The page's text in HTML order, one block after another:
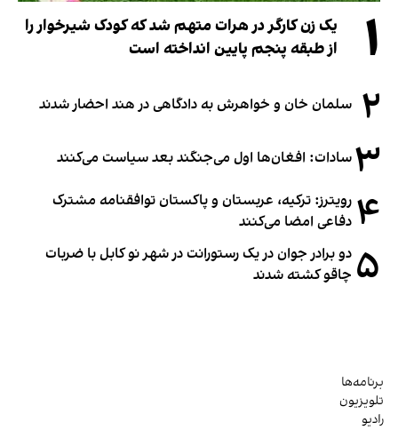
۱
یک زن کارگر در هرات متهم شد که کودک شیرخوار را
از طبقه پنجم پایین انداخته است
۲ سلمان خان و خواهرش به دادگاهی در هند احضار شدند
۳سادات: افغان‌ها اول می‌جنگند بعد سیاست می‌کنند
۴ رویترز: ترکیه، عربستان و پاکستان توافقنامه مشترک
دفاعی امضا می‌کنند
۵ دو برادر جوان در یک رستورانت در شهر نو کابل با ضربات
چاقو کشته شدند
برنامه‌ها
تلویزیون
رادیو